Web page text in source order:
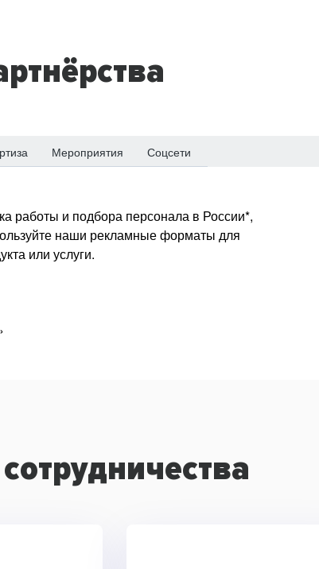
Мероприятия Соцсети
работы и подбора персонала в России*,
наши рекламные форматы для
или услуги.